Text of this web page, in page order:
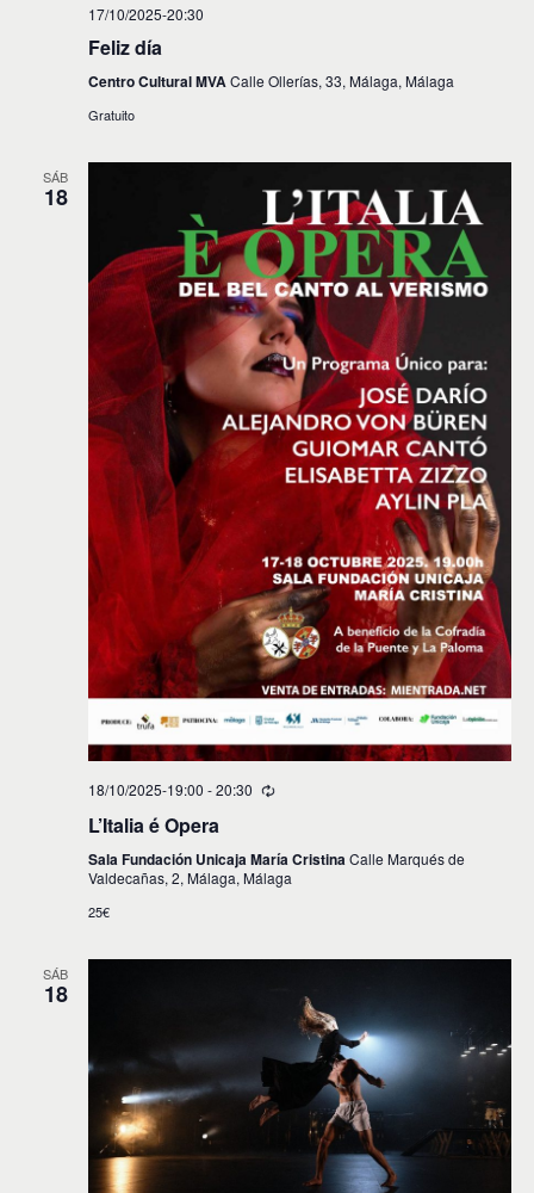
17/10/2025-20:30
Feliz día
Centro Cultural MVACalle Ollerías, 33, Málaga, Málaga
Gratuito
SÁB
18
18/10/2025-19:00 -20:30
L’Italia é Opera
Sala Fundación Unicaja María Cristina Calle Marqués de
Valdecañas, 2, Málaga, Málaga
25€
SÁB
18